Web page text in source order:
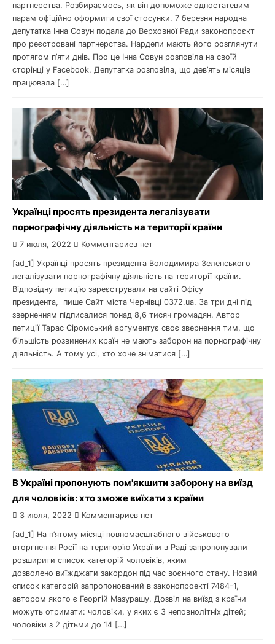
партнерства. Розбираємось, як він допоможе одностатевим
парам офіційно оформити свої стосунки. 7 березня народна
депутатка Інна Совун подала до Верховної Ради законопроєкт
про реєстровані партнерства. Нардепи мають його розглянути
протягом п’яти днів. Про це Інна Совун розповіла на своїй
сторінці у Facebook. Депутатка розповіла, що дев’ять місяців
працювала […]
Українці просять президента легалізувати
порнографічну діяльність на території країни
7 июля, 2022 Комментариев нет
[ad_1] Українці просять президента Володимира Зеленського
легалізувати порнографічну діяльність на території країни.
Відповідну петицію зареєстрували на сайті Офісу
президента, пише Сайт міста Чернівці 0372.ua. За три дні під
зверненням підписалися понад 8,6 тисяч громадян. Автор
петиції Тарас Сіромський аргументує своє звернення тим, що
більшість розвинених країн не мають заборон на порнографічну
діяльність. А тому усі, хто хоче зніматися […]
В Україні пропонують пом'якшити заборону на виїзд
для чоловіків: хто зможе виїхати з країни
3 июля, 2022 Комментариев нет
[ad_1] На п’ятому місяці повномасштабного військового
вторгнення Росії на територію України в Раді запропонували
розширити список категорій чоловіків, яким
дозволено виїжджати закордон під час воєнного стану. Новий
список категорій запропонований в законопроекті 7484-1,
автором якого є Георгій Мазурашу. Дозвіл на виїзд з країни
можуть отримати: чоловіки, у яких є 3 неповнолітніх дітей;
чоловіки з 2 дітьми до 14 […]